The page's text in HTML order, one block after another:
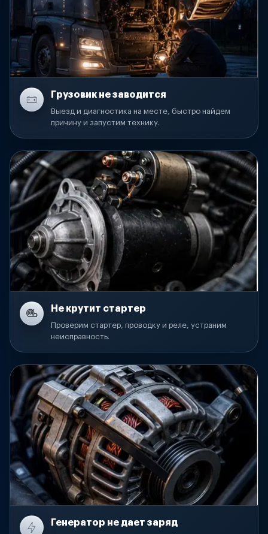
Грузовик не заводится
Выезд и диагностика на месте, быстро найдем
причину и запустим технику.
Не крутит стартер
Проверим стартер, проводку и реле, устраним
неисправность.
Генератор не дает заряд